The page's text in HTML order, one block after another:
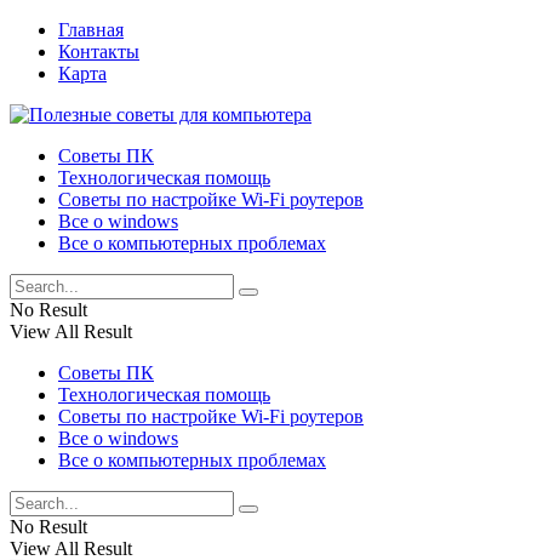
Главная
Контакты
Карта
Советы ПК
Технологическая помощь
Советы по настройке Wi-Fi роутеров
Все о windows
Все о компьютерных проблемах
No Result
View All Result
Советы ПК
Технологическая помощь
Советы по настройке Wi-Fi роутеров
Все о windows
Все о компьютерных проблемах
No Result
View All Result